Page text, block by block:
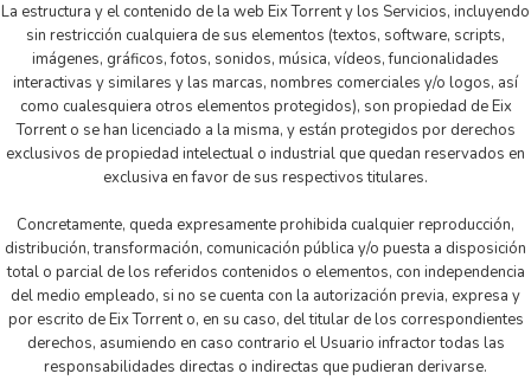
La estructura y el contenido de la web Eix Torrent y los Servicios, incluyendo
sin restricción cualquiera de sus elementos (textos, software, scripts,
imágenes, gráficos, fotos, sonidos, música, vídeos, funcionalidades
interactivas y similares y las marcas, nombres comerciales y/o logos, así
como cualesquiera otros elementos protegidos), son propiedad de Eix
Torrent o se han licenciado a la misma, y están protegidos por derechos
exclusivos de propiedad intelectual o industrial que quedan reservados en
exclusiva en favor de sus respectivos titulares.
Concretamente, queda expresamente prohibida cualquier reproducción,
distribución, transformación, comunicación pública y/o puesta a disposición
total o parcial de los referidos contenidos o elementos, con independencia
del medio empleado, si no se cuenta con la autorización previa, expresa y
por escrito de Eix Torrent o, en su caso, del titular de los correspondientes
derechos, asumiendo en caso contrario el Usuario infractor todas las
responsabilidades directas o indirectas que pudieran derivarse.